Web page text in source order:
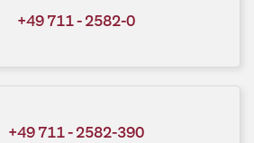
+49 711 - 2582-0
+49 711 - 2582-390